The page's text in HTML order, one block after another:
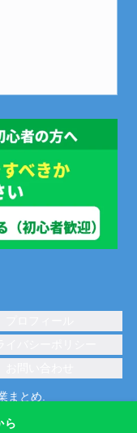
ら
まとめ.